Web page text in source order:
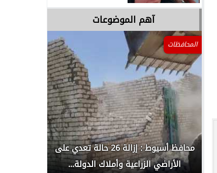
آهم الموضوعات
المحافظات
محافظ أسيوط : إزالة 26 حالة تعدي على
الأراضي الزراعية وأملاك الدولة...